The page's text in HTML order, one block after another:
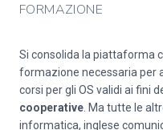
FORMAZIONE
Si consolida la piattaforma
formazione necessaria per
corsi per gli OS validi ai fini
cooperative . Ma tutte le
informatica, inglese